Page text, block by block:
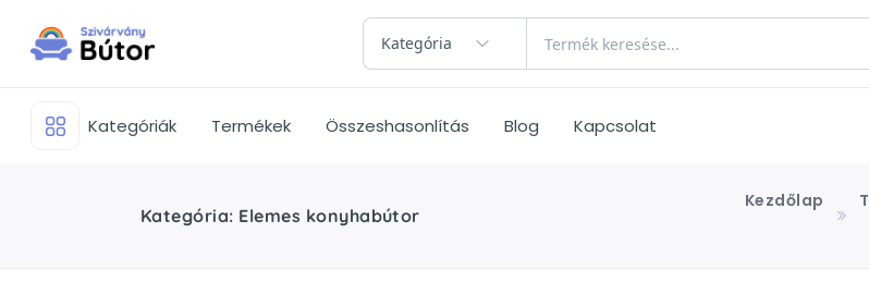
Kategória
Kategóriák Termékek Összeshasonlítás Blog Kapcsolat
Kategória: Elemes konyhabútor
Kezdőlap